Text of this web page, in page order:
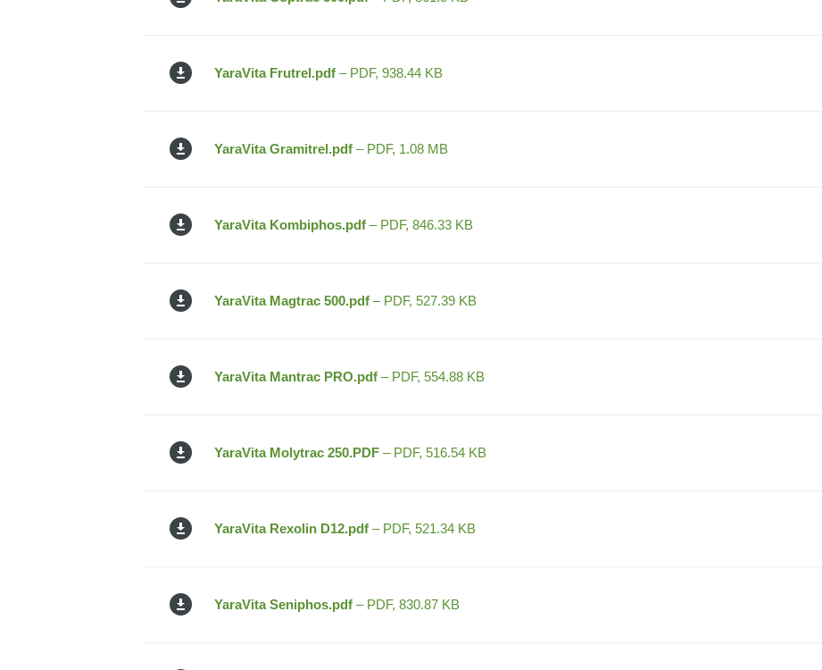
YaraVita Frutrel.pdf – PDF, 938.44 KB
YaraVita Gramitrel.pdf – PDF, 1.08 MB
YaraVita Kombiphos.pdf – PDF, 846.33 KB
YaraVita Magtrac 500.pdf – PDF, 527.39 KB
YaraVita Mantrac PRO.pdf – PDF, 554.88 KB
YaraVita Molytrac 250.PDF – PDF, 516.54 KB
YaraVita Rexolin D12.pdf – PDF, 521.34 KB
YaraVita Seniphos.pdf – PDF, 830.87 KB